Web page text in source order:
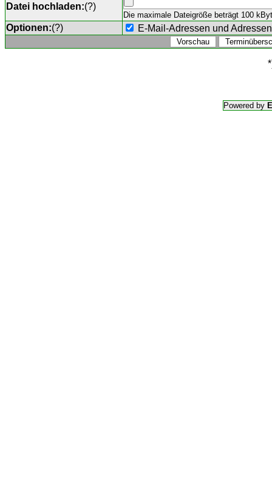
Datei hochladen:(?)
Die maximale Dateigröße beträgt 100
Optionen:(?) E-Mail-Adressen und
Powered by